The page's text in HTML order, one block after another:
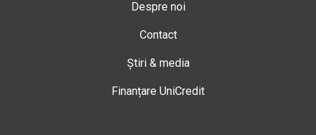
Despre noi
Contact
Știri & media
Finanțare UniCredit